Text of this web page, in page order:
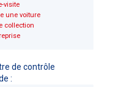
visite
une voiture
collection
de contrôle
: